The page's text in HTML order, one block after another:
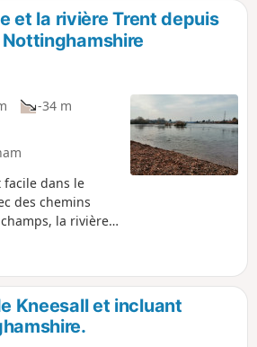
et la rivière Trent depuis
-34 m
facile dans le
des chemins
la rivière
Kneesall et incluant